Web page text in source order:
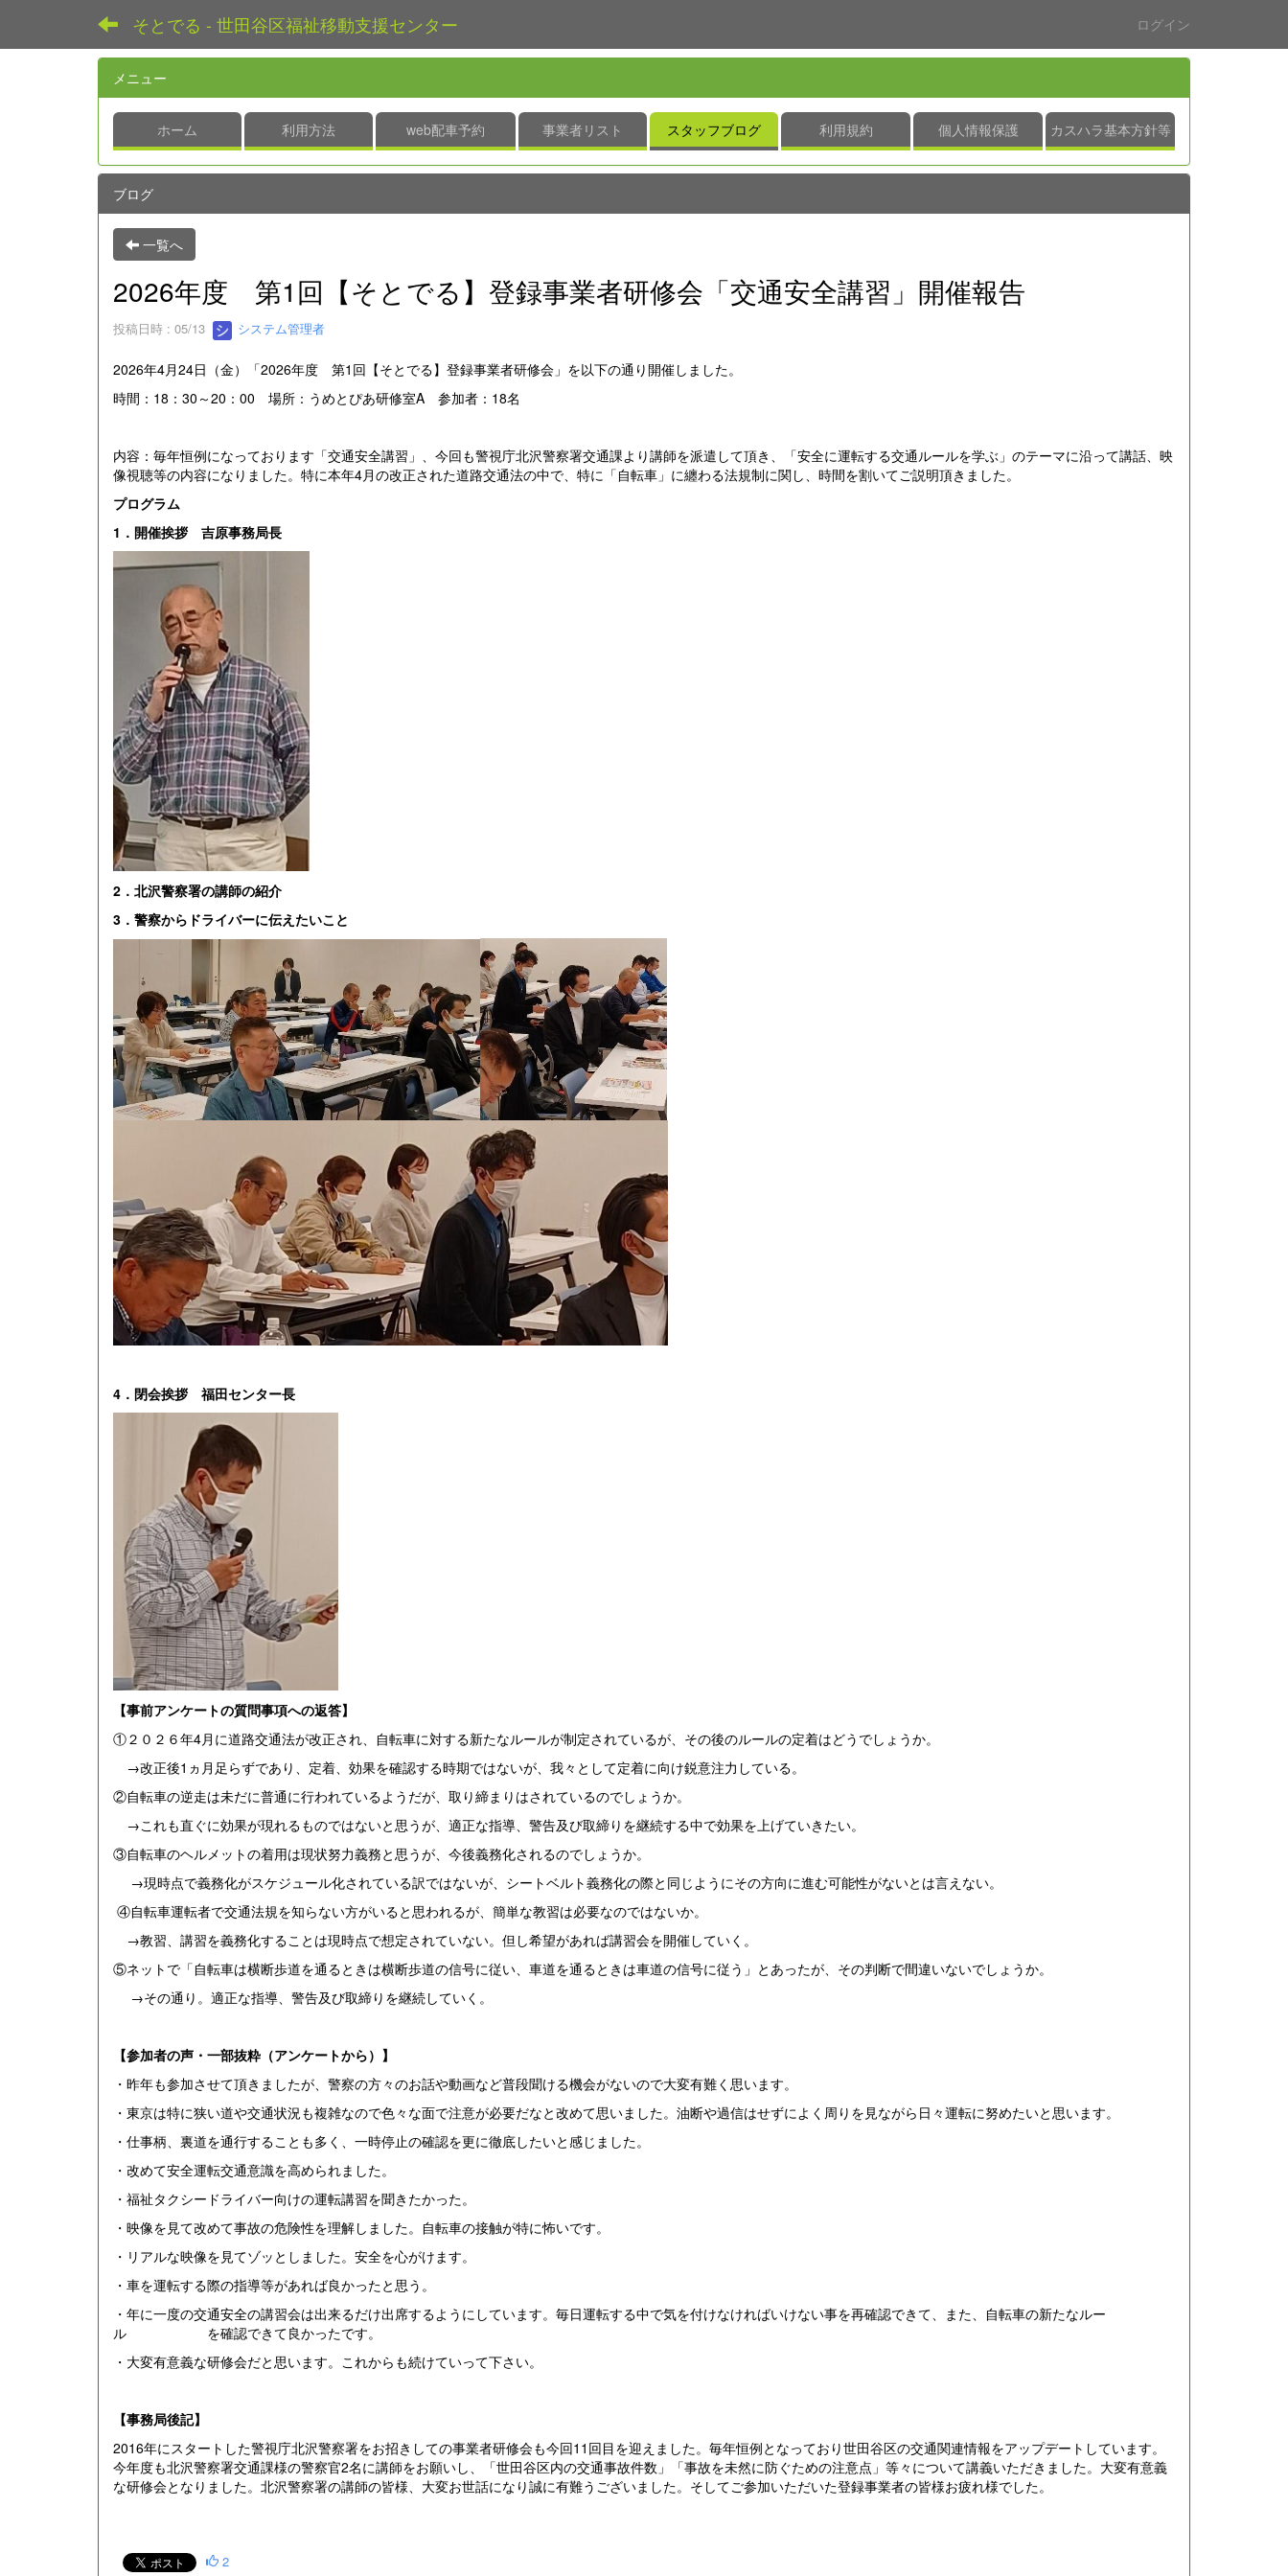
そとでる - 世田谷区福祉移動支援センター ログイン
メニュー
ホーム 利用方法 web配車予約 事業者リスト スタッフブログ 利用規約 個人情報保護 カスハラ基本方針等
ブログ
一覧へ
2026年度 第1回【そとでる】登録事業者研修会「交通安全講習」開催報告
投稿日時 : 05/13 システム管理者
2026年4月24日（金）「2026年度 第1回【そとでる】登録事業者研修会」を以下の通り開催しました。
時間：18：30～20：00 場所：うめとぴあ研修室A 参加者：18名
内容：毎年恒例になっております「交通安全講習」、今回も警視庁北沢警察署交通課より講師を派遣して頂き、「安全に運転する交通ルールを学ぶ」のテーマに沿って講話、映
像視聴等の内容になりました。特に本年4月の改正された道路交通法の中で、特に「自転車」に纏わる法規制に関し、時間を割いてご説明頂きました。
プログラム
1．開催挨拶 吉原事務局長
2．北沢警察署の講師の紹介
3．警察からドライバーに伝えたいこと
4．閉会挨拶 福田センター長
【事前アンケートの質問事項への返答】
①２０２６年4月に道路交通法が改正され、自転車に対する新たなルールが制定されているが、その後のルールの定着はどうでしょうか。
→改正後1ヵ月足らずであり、定着、効果を確認する時期ではないが、我々として定着に向け鋭意注力している。
②自転車の逆走は未だに普通に行われているようだが、取り締まりはされているのでしょうか。
→これも直ぐに効果が現れるものではないと思うが、適正な指導、警告及び取締りを継続する中で効果を上げていきたい。
③自転車のヘルメットの着用は現状努力義務と思うが、今後義務化されるのでしょうか。
→現時点で義務化がスケジュール化されている訳ではないが、シートベルト義務化の際と同じようにその方向に進む可能性がないとは言えない。
④自転車運転者で交通法規を知らない方がいると思われるが、簡単な教習は必要なのではないか。
→教習、講習を義務化することは現時点で想定されていない。但し希望があれば講習会を開催していく。
⑤ネットで「自転車は横断歩道を通るときは横断歩道の信号に従い、車道を通るときは車道の信号に従う」とあったが、その判断で間違いないでしょうか。
→その通り。適正な指導、警告及び取締りを継続していく。
【参加者の声・一部抜粋（アンケートから）】
・昨年も参加させて頂きましたが、警察の方々のお話や動画など普段聞ける機会がないので大変有難く思います。
・東京は特に狭い道や交通状況も複雑なので色々な面で注意が必要だなと改めて思いました。油断や過信はせずによく周りを見ながら日々運転に努めたいと思います。
・仕事柄、裏道を通行することも多く、一時停止の確認を更に徹底したいと感じました。
・改めて安全運転交通意識を高められました。
・福祉タクシードライバー向けの運転講習を聞きたかった。
・映像を見て改めて事故の危険性を理解しました。自転車の接触が特に怖いです。
・リアルな映像を見てゾッとしました。安全を心がけます。
・車を運転する際の指導等があれば良かったと思う。
・年に一度の交通安全の講習会は出来るだけ出席するようにしています。毎日運転する中で気を付けなければいけない事を再確認できて、また、自転車の新たなルー
ル を確認できて良かったです。
・大変有意義な研修会だと思います。これからも続けていって下さい。
【事務局後記】
2016年にスタートした警視庁北沢警察署をお招きしての事業者研修会も今回11回目を迎えました。毎年恒例となっており世田谷区の交通関連情報をアップデートしています。
今年度も北沢警察署交通課様の警察官2名に講師をお願いし、「世田谷区内の交通事故件数」「事故を未然に防ぐための注意点」等々について講義いただきました。大変有意義
な研修会となりました。北沢警察署の講師の皆様、大変お世話になり誠に有難うございました。そしてご参加いただいた登録事業者の皆様お疲れ様でした。
2